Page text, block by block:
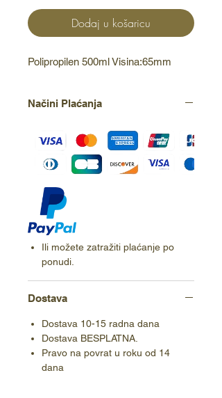
Dodaj u košaricu
Polipropilen 500ml Visina:65mm
Načini Plaćanja
Ili možete zatražiti plaćanje po
ponudi.
Dostava
Dostava 10-15 radna dana
Dostava BESPLATNA.
Pravo na povrat u roku od 14
dana